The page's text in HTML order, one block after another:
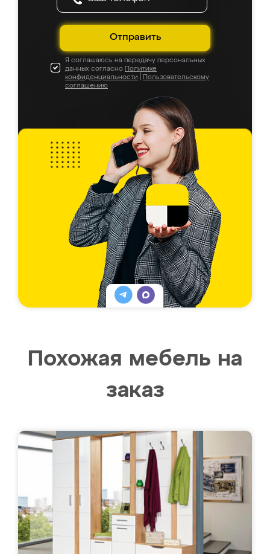
Отправить
Я соглашаюсь на передачу персональных
данных согласно Политике
конфиденциальности
Пользовательскому
соглашению
Похожая мебель на
заказ